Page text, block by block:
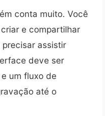
conta muito. Você
e compartilhar
assistir
deve ser
um fluxo de
até o